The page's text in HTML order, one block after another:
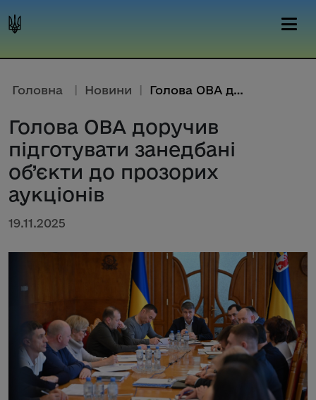
Головна | Новини | Голова ОВА доручив підготувати...
Голова ОВА доручив
підготувати занедбані
об’єкти до прозорих
аукціонів
19.11.2025